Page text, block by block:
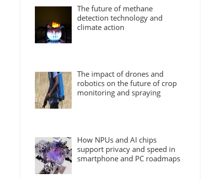
The future of methane
detection technology and
climate action
The impact of drones and
robotics on the future of crop
monitoring and spraying
How NPUs and AI chips
support privacy and speed in
smartphone and PC roadmaps